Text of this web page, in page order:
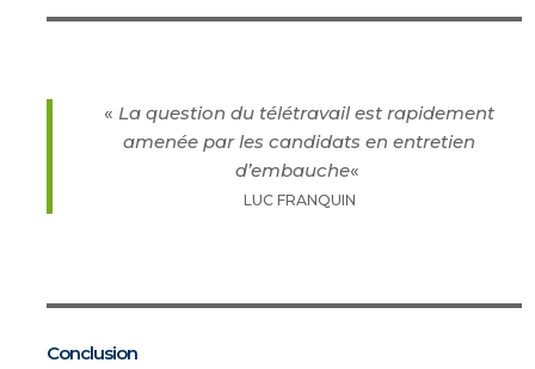
« La question du télétravail est rapidement
amenée par les candidats en entretien
d’embauche«
LUC FRANQUIN
Conclusion